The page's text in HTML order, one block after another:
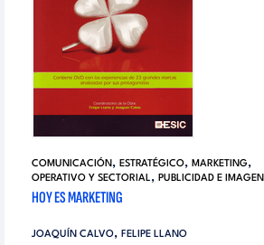
COMUNICACIÓN, ESTRATÉGICO, MARKETING,
OPERATIVO Y SECTORIAL, PUBLICIDAD E IMAGEN
HOY ES MARKETING
JOAQUÍN CALVO, FELIPE LLANO